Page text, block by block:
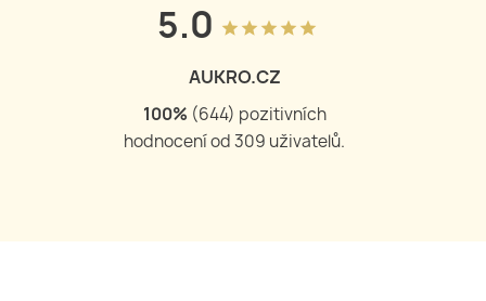
5.0 grade grade grade grade grade
AUKRO.CZ
100% (644) pozitivních
hodnocení od309 uživatelů.